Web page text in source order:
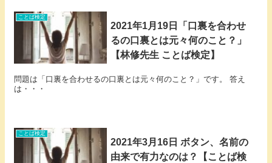
ことば検定
2021年1月19日「口裏を合わせ
るの口裏とは元々何のこと？」
【林修先生 ことば検定】
問題は「口裏を合わせるの口裏とは元々何のこと？」です。 答え
は・・・
ことば検定
2021年3月16日 ボタン、名前の
由来で有力なのは？【ことば検